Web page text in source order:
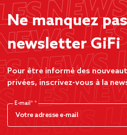
Ne manquez
newsletter GiFi
Pour être informé des
privées, inscrivez-vous à la
E-mail*